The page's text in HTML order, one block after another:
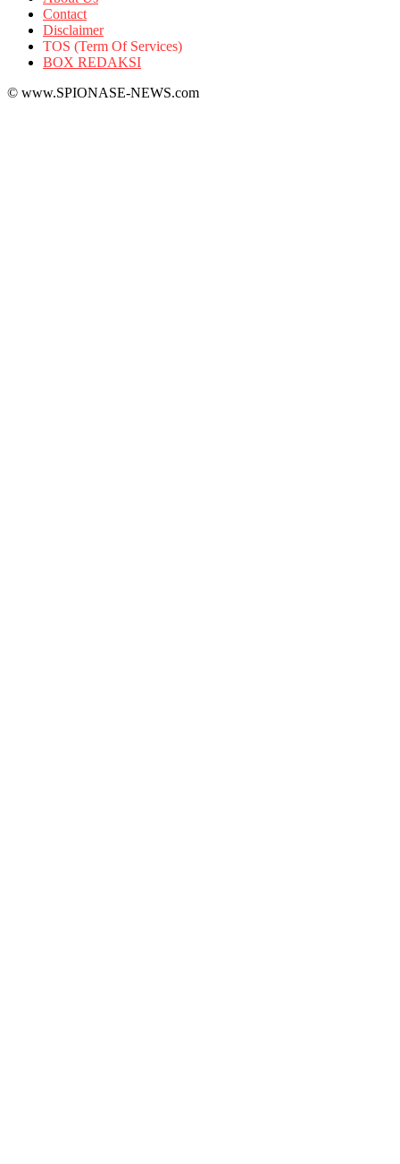
Contact
Disclaimer
TOS (Term Of Services)
BOX REDAKSI
© www.SPIONASE-NEWS.com